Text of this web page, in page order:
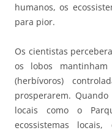
humanos, os
para pior.
Os cientistas
os lobos
(herbívoros)
prosperarem.
locais como o
ecossistemas